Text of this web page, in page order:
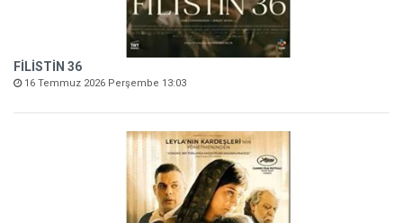
FİLİSTİN 36
16 Temmuz 2026 Perşembe 13:03